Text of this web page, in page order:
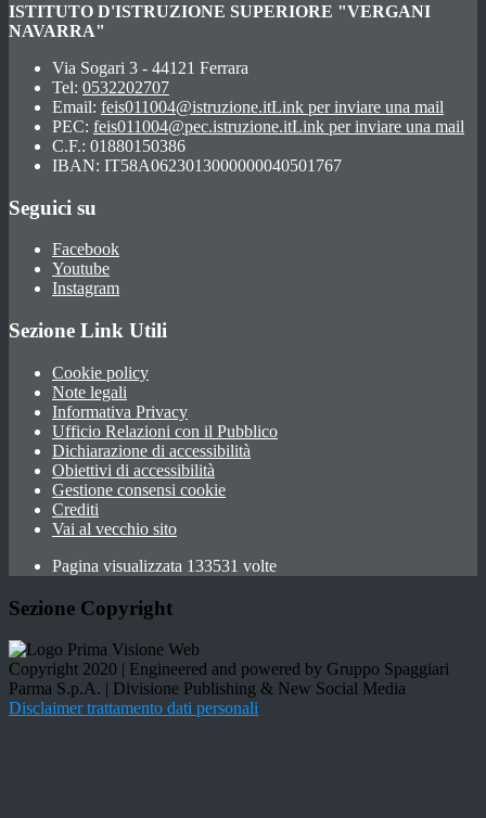
ISTITUTO D'ISTRUZIONE SUPERIORE "VERGANI
NAVARRA"
Via Sogari 3 - 44121 Ferrara
Tel: 0532202707
Email: feis011004@istruzione.itLink per inviare una mail
PEC: feis011004@pec.istruzione.itLink per inviare una mail
C.F.: 01880150386
IBAN: IT58A0623013000000040501767
Seguici su
Facebook
Youtube
Instagram
Sezione Link Utili
Cookie policy
Note legali
Informativa Privacy
Ufficio Relazioni con il Pubblico
Dichiarazione di accessibilità
Obiettivi di accessibilità
Gestione consensi cookie
Crediti
Vai al vecchio sito
Pagina visualizzata 133531 volte
Sezione Copyright
Copyright 2020 | Engineered and powered by Gruppo Spaggiari
Parma S.p.A. | Divisione Publishing & New Social Media
Disclaimer trattamento dati personali